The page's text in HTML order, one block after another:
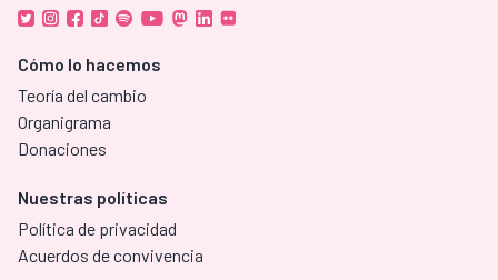
Cómo lo hacemos
Teoría del cambio
Organigrama
Donaciones
Nuestras políticas
Política de privacidad
Acuerdos de convivencia